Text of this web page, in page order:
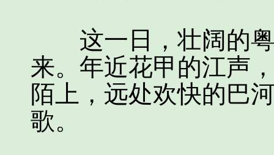
这一日，壮阔的粤
来。年近花甲的江声
陌上，远处欢快的巴
歌。